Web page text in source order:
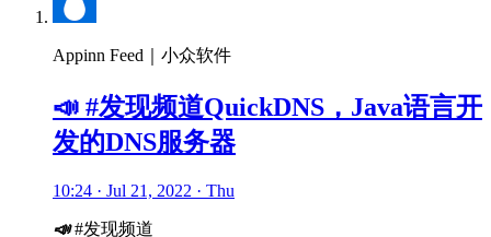
Appinn Feed｜小众软件
📣 #发现频道QuickDNS，Java语言开
发的DNS服务器
10:24 · Jul 21, 2022 · Thu
📣#发现频道